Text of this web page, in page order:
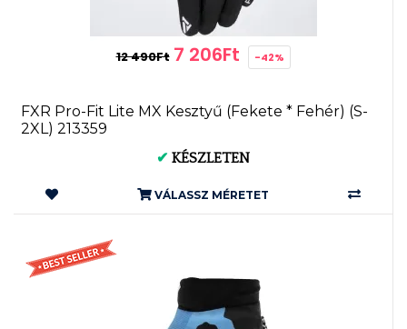
12 490Ft 7 206Ft -42%
FXR Pro-Fit Lite MX Kesztyű (Fekete * Fehér) (S-
2XL) 213359
✔ KÉSZLETEN
VÁLASSZ MÉRETET